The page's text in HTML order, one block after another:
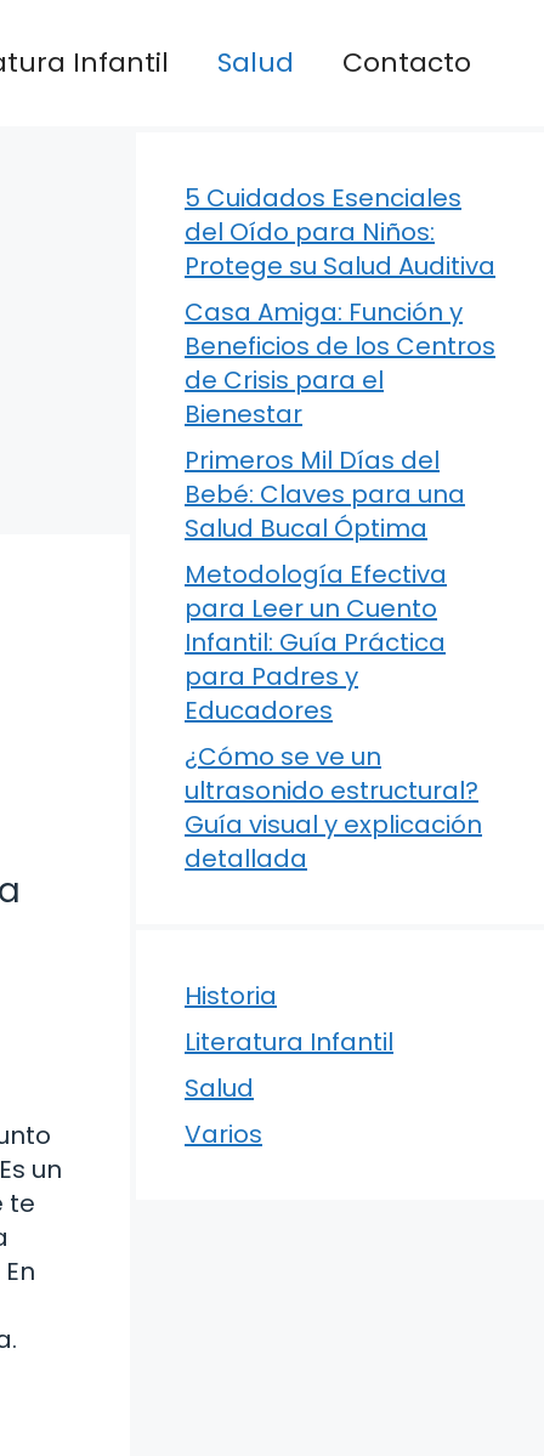
Infantil Salud Contacto
un
te
5 Cuidados Esenciales
del Oído para Niños:
Protege su Salud Auditiva
Casa Amiga: Función y
Beneficios de los Centros
de Crisis para el
Bienestar
Primeros Mil Días del
Bebé: Claves para una
Salud Bucal Óptima
Metodología Efectiva
para Leer un Cuento
Infantil: Guía Práctica
para Padres y
Educadores
¿Cómo se ve un
ultrasonido estructural?
Guía visual y explicación
detallada
Historia
Literatura Infantil
Salud
Varios